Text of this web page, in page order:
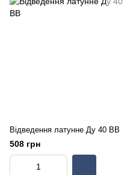
Відведення латунне Ду 40 ВВ
508 грн